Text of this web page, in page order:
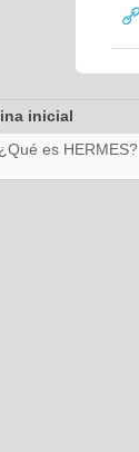
inicial
¿Qué es HERMES?